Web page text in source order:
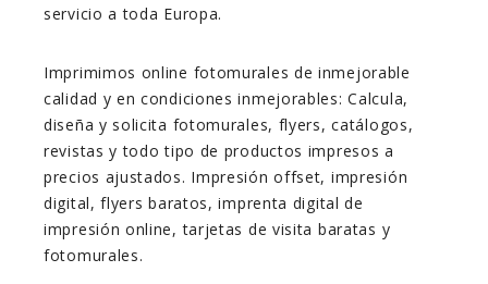
servicio a toda Europa.
Imprimimos online fotomurales de inmejorable
calidad y en condiciones inmejorables: Calcula,
diseña y solicita fotomurales, flyers, catálogos,
revistas y todo tipo de productos impresos a
precios ajustados. Impresión offset, impresión
digital, flyers baratos, imprenta digital de
impresión online, tarjetas de visita baratas y
fotomurales.